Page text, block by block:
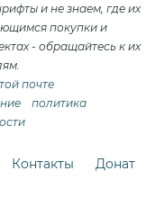
и не знаем, где их
покупки и
- обращайтесь к их
почте
политика
Контакты Донат